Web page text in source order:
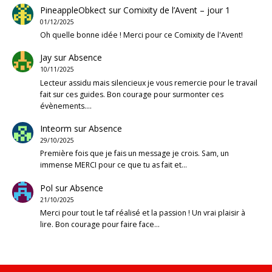
PineappleObkectsurComixity de l’Avent – jour 1
01/12/2025
Oh quelle bonne idée ! Merci pour ce Comixity de l'Avent!
JaysurAbsence
10/11/2025
Lecteur assidu mais silencieux je vous remercie pour le travail
fait sur ces guides. Bon courage pour surmonter ces
évènements.…
Inteorm surAbsence
29/10/2025
Première fois que je fais un message je crois. Sam, un
immense MERCI pour ce que tu as fait et…
Pol surAbsence
21/10/2025
Merci pour tout le taf réalisé et la passion ! Un vrai plaisir à
lire. Bon courage pour faire face…